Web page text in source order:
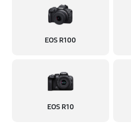
EOS R100
EOS R10